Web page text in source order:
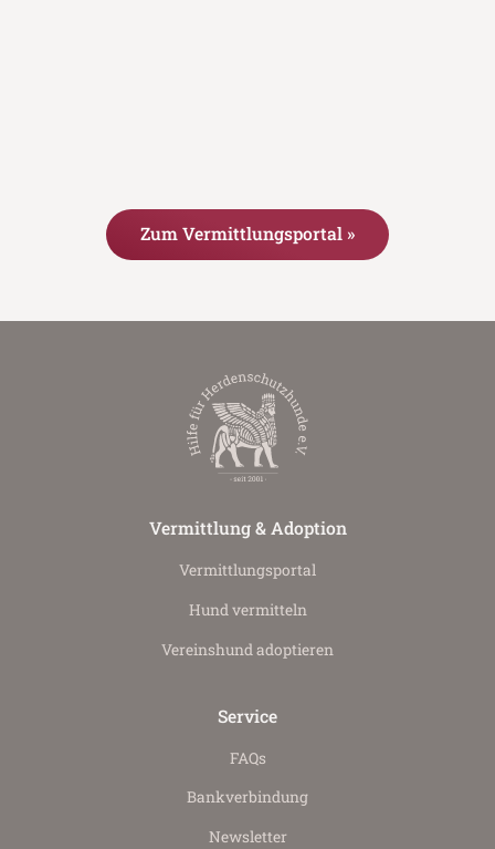
Zum Vermittlungsportal »
Vermittlung & Adoption
Vermittlungs­portal
Hund vermitteln
Vereinshund adoptieren
Service
FAQs
Bankverbindung
Newsletter